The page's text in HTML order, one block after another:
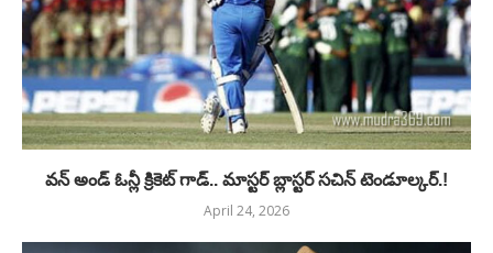
వన్ అండ్ ఓన్లీ క్రికెట్ గాడ్.. మాస్టర్ బ్లాస్టర్ సచిన్ టెండూల్కర్.!
April 24, 2026